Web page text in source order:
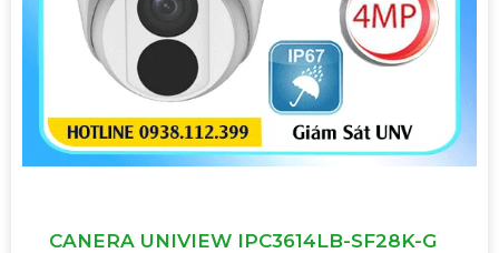
CANERA UNIVIEW IPC3614LB-SF28K-G